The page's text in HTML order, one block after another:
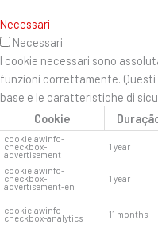
Necessari
Necessari
I cookie necessari sono
funzioni correttamente.
base e le caratteristiche di
Cookie
cookielawinfo-
checkbox-
advertisement
1 year
cookielawinfo-
checkbox-
advertisement-en
1 year
cookielawinfo-
checkbox-analytics 11 months